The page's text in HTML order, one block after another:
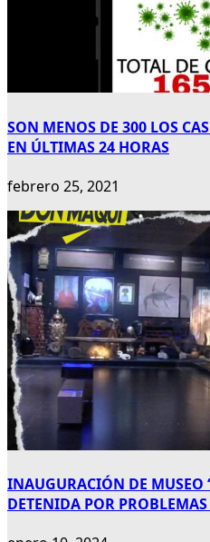
SON MENOS DE 300 LOS
EN ÚLTIMAS 24 HORAS
febrero 25, 2021
INAUGURACIÓN DE MUSEO
DETENIDA POR